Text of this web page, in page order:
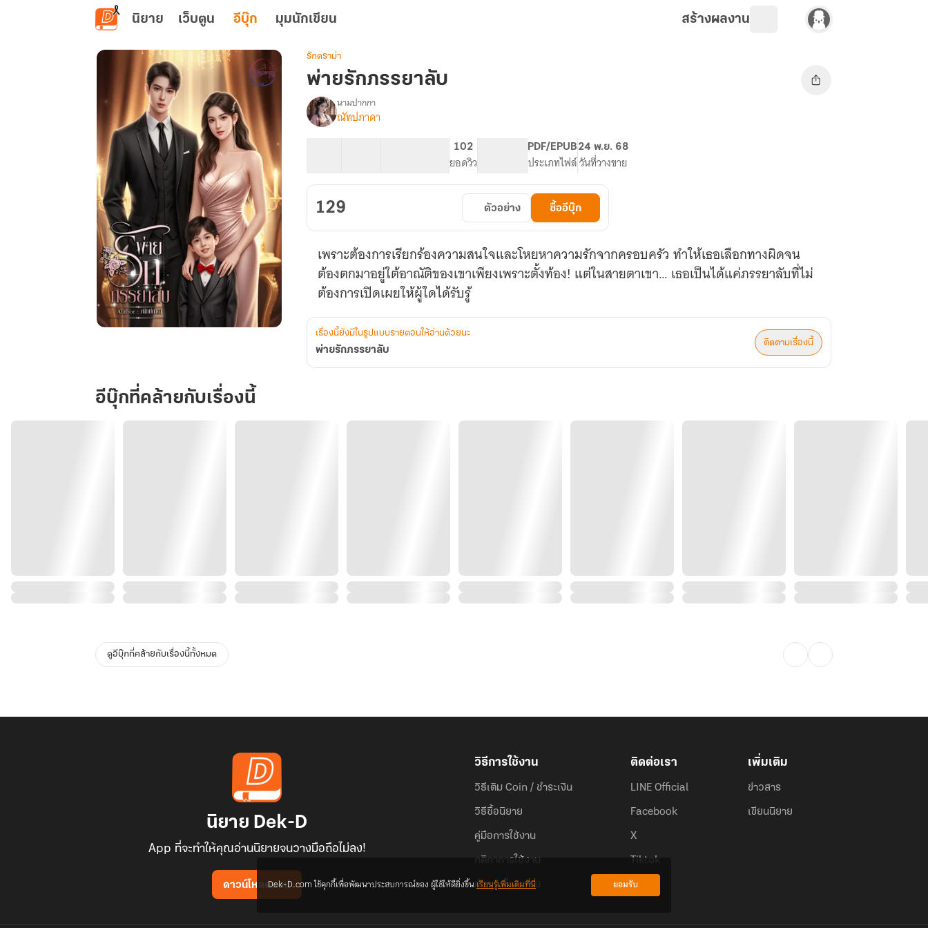
ข้ามไปยังเนื้อหาหลัก
นิยาย เว็บตูน อีบุ๊ก มุมนักเขียน สร้างผลงาน
ลับ
รักดราม่า
พ่ายรักภรรยาลับ
เรื่อง
พ่าย
นามปากกา
ณัทปภาดา
102
ยอดวิว
PDF/EPUB
ประเภทไฟล์
24 พ.ย. 68
วันที่วางขาย
129 ตัวอย่าง ซื้ออีบุ๊ก
เพราะต้องการเรียกร้องความสนใจและโหยหาความรักจากครอบครัว ทำให้เธอเลือกทางผิดจน
ต้องตกมาอยู่ใต้อาณัติของเขาเพียงเพราะตั้งท้อง! แต่ในสายตาเขา… เธอเป็นได้แค่ภรรยาลับที่ไม่
ต้องการเปิดเผยให้ผู้ใดได้รับรู้
เรื่องนี้ยังมีในรูปแบบรายตอนให้อ่านด้วยนะ
พ่ายรักภรรยาลับ
ติดตามเรื่องนี้
อีบุ๊กที่คล้ายกับเรื่องนี้
ดูอีบุ๊กที่คล้ายกับเรื่องนี้ทั้งหมด
นิยาย Dek-D
App ที่จะทำให้คุณอ่านนิยายจนวางมือถือไม่ลง!
ดาวน์โหลดแอป
วิธีการใช้งาน
วิธีเติม Coin / ชำระเงิน
วิธีซื้อนิยาย
คู่มือการใช้งาน
กติกาการใช้งาน
คำถามที่พบบ่อย
ติดต่อเรา
LINE Official
Facebook
X
Tiktok
เพิ่มเติม
ข่าวสาร
เขียนนิยาย
Dek-D.com ใช้คุกกี้เพื่อพัฒนาประสบการณ์ของ ผู้ใช้ให้ดียิ่งขึ้นเรียนรู้เพิ่มเติมที่นี่ ยอมรับ